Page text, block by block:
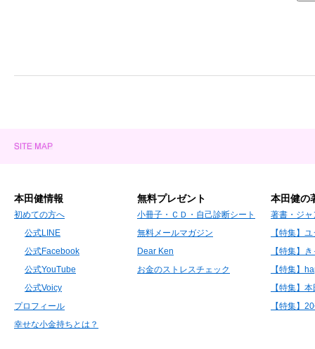
本田健情報
初めての方へ
公式LINE
公式Facebook
公式YouTube
公式Voicy
プロフィール
幸せな小金持ちとは？
無料プレゼント
小冊子・ＣＤ・自己診断シート
無料メールマガジン
Dear Ken
お金のストレスチェック
本田健の
著書・ジャ
【特集】
【特集】
【特集】
【特集】
【特集】